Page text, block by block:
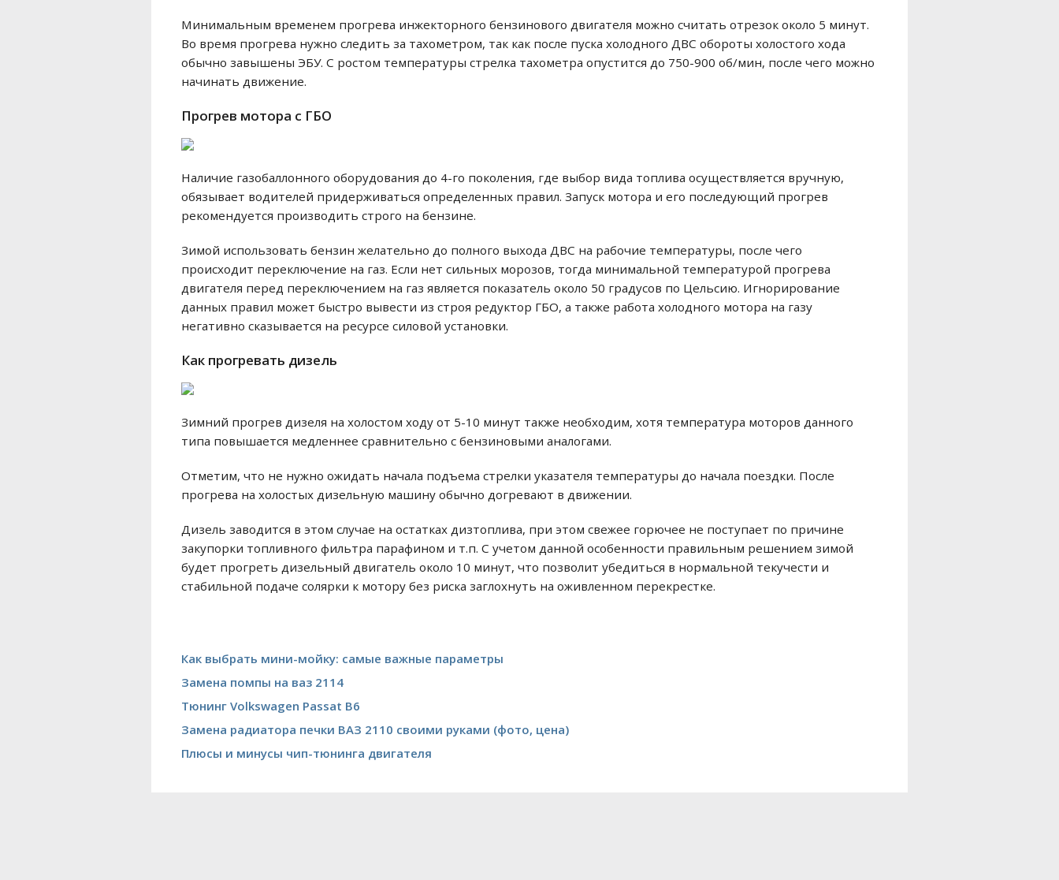
Минимальным временем прогрева инжекторного бензинового двигателя можно считать отрезок около 5 минут.
Во время прогрева нужно следить за тахометром, так как после пуска холодного ДВС обороты холостого хода
обычно завышены ЭБУ. С ростом температуры стрелка тахометра опустится до 750-900 об/мин, после чего можно
начинать движение.
Прогрев мотора с ГБО
Наличие газобаллонного оборудования до 4-го поколения, где выбор вида топлива осуществляется вручную,
обязывает водителей придерживаться определенных правил. Запуск мотора и его последующий прогрев
рекомендуется производить строго на бензине.
Зимой использовать бензин желательно до полного выхода ДВС на рабочие температуры, после чего
происходит переключение на газ. Если нет сильных морозов, тогда минимальной температурой прогрева
двигателя перед переключением на газ является показатель около 50 градусов по Цельсию. Игнорирование
данных правил может быстро вывести из строя редуктор ГБО, а также работа холодного мотора на газу
негативно сказывается на ресурсе силовой установки.
Как прогревать дизель
Зимний прогрев дизеля на холостом ходу от 5-10 минут также необходим, хотя температура моторов данного
типа повышается медленнее сравнительно с бензиновыми аналогами.
Отметим, что не нужно ожидать начала подъема стрелки указателя температуры до начала поездки. После
прогрева на холостых дизельную машину обычно догревают в движении.
Дизель заводится в этом случае на остатках дизтоплива, при этом свежее горючее не поступает по причине
закупорки топливного фильтра парафином и т.п. С учетом данной особенности правильным решением зимой
будет прогреть дизельный двигатель около 10 минут, что позволит убедиться в нормальной текучести и
стабильной подаче солярки к мотору без риска заглохнуть на оживленном перекрестке.
Как выбрать мини-мойку: самые важные параметры
Замена помпы на ваз 2114
Тюнинг Volkswagen Passat B6
Замена радиатора печки ВАЗ 2110 своими руками (фото, цена)
Плюсы и минусы чип-тюнинга двигателя